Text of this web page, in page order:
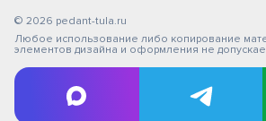
© 2026 pedant-tula.ru
Любое использование либо копирование
элементов дизайна и оформления не